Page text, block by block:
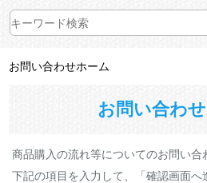
お問い合わせホーム
お問い合わ
商品購入の流れ等についてのお問い合
下記の項目を入力して、「確認画面へ